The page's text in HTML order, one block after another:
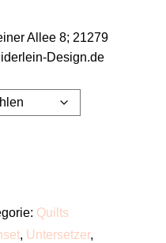
Allee 8; 21279
Design.de
Quilts
, Untersetzer,